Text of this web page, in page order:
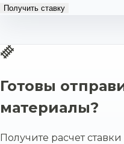
Получить ставку
Готовы
материалы?
Получите расчет